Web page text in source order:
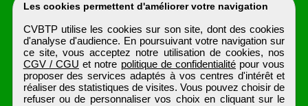
Les cookies permettent d'améliorer votre navigation
CVBTP utilise les cookies sur son site, dont des cookies
d'analyse d'audience. En poursuivant votre navigation sur
ce site, vous acceptez notre utilisation de cookies, nos
CGV / CGU et notre politique de confidentialité pour vous
proposer des services adaptés à vos centres d'intérêt et
réaliser des statistiques de visites. Vous pouvez choisir de
refuser ou de personnaliser vos choix en cliquant sur le